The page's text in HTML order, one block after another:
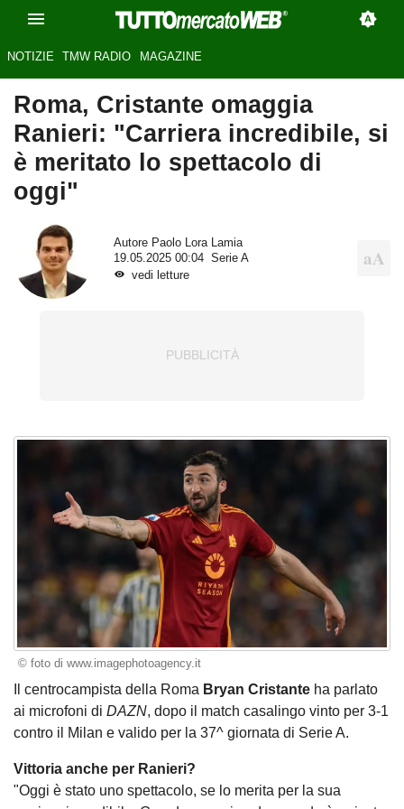
NOTIZIE TMW RADIO MAGAZINE
Roma, Cristante omaggia
Ranieri: "Carriera incredibile, si
è meritato lo spettacolo di
oggi"
Autore Paolo Lora Lamia
19.05.2025 00:04
Serie A
vedi letture
© foto di www.imagephotoagency.it
Il centrocampista della Roma Bryan Cristante ha parlato
ai microfoni di DAZN, dopo il match casalingo vinto per 3-1
contro il Milan e valido per la 37^ giornata di Serie A.
Vittoria anche per Ranieri?
"Oggi è stato uno spettacolo, se lo merita per la sua